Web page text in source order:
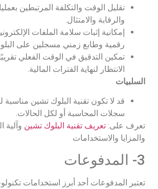
تقليل الوقت والتكلفة المرتبطين
والرقابة والامتثال.
إمكانية إثبات سلامة الملفات
رقمية وطابع زمني مسجلين على
تمكين التدقيق في الوقت الفعلي
الانتظار لنهاية الفترات المالية.
السلبيات
قد لا تكون تقنية البلوك تشين مناسبة
سجلات المحاسبة أو لكل الحالات.
تعرف على: تعريف تقنية البلوك تشين وآلية
والمزايا والاستخدامات
3- المدفوعات
تعتبر المدفوعات أحد أبرز استخدامات